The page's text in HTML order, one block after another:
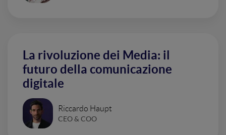
La rivoluzione dei Media: il
futuro della comunicazione
digitale
Riccardo Haupt
CEO & COO